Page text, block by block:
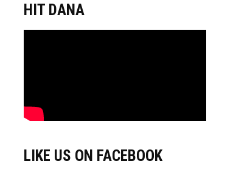
HIT DANA
LIKE US ON FACEBOOK